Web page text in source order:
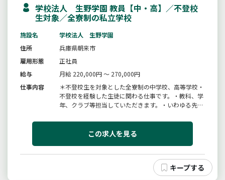
学校法人 生野学園 教員【中・高】／不登校
生対象／全寮制の私立学校
施設名
学校法人 生野学園
住所
兵庫県朝来市
雇用形態
正社員
給与
月給 220,000円 ～ 270,000円
仕事内容
＊不登校生を対象とした全寮制の中学校、高等学校・
不登校を経験した生徒に関わる仕事です。・教科、学
年、クラブ等担当していただきます。・いわゆる先生
たちに寄り添い、見守り、成長を支援していただきま
す。※全寮制なので週１回、女子寮の宿直（生徒在寮
この求人を見る